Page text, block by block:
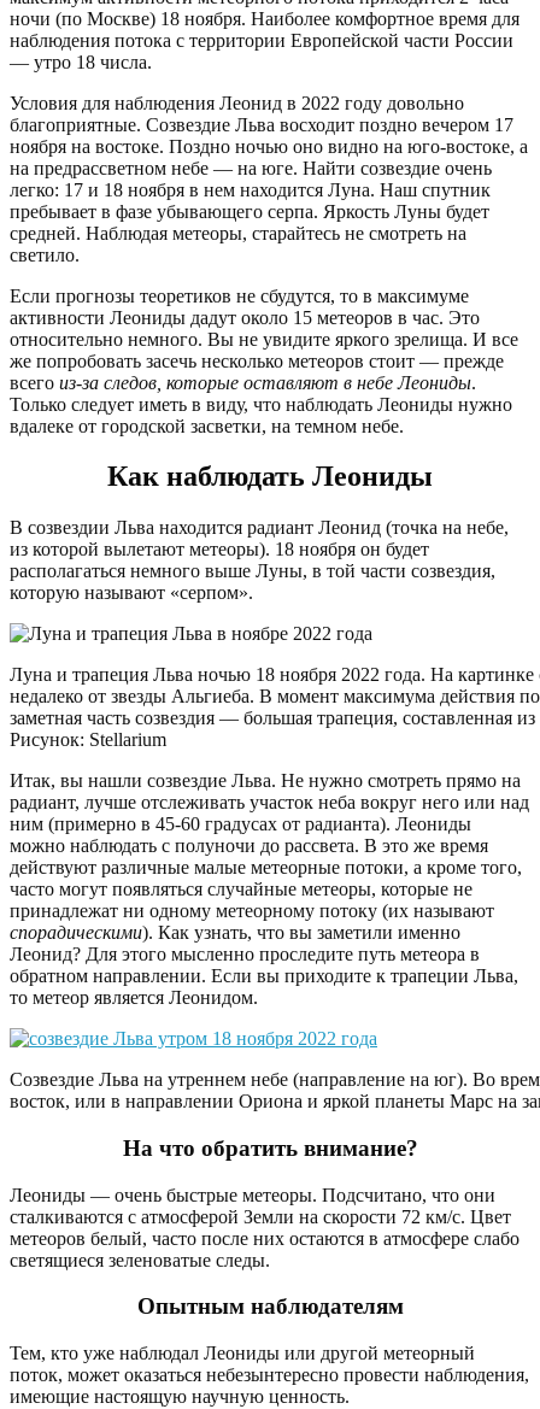
ночи (по Москве) 18 ноября. Наиболее комфортное время для
наблюдения потока с территории Европейской части России
— утро 18 числа.
Условия для наблюдения Леонид в 2022 году довольно
благоприятные. Созвездие Льва восходит поздно вечером 17
ноября на востоке. Поздно ночью оно видно на юго-востоке, а
на предрассветном небе — на юге. Найти созвездие очень
легко: 17 и 18 ноября в нем находится Луна. Наш спутник
пребывает в фазе убывающего серпа. Яркость Луны будет
средней. Наблюдая метеоры, старайтесь не смотреть на
светило.
Если прогнозы теоретиков не сбудутся, то в максимуме
активности Леониды дадут около 15 метеоров в час. Это
относительно немного. Вы не увидите яркого зрелища. И все
же попробовать засечь несколько метеоров стоит — прежде
всего из-за следов, которые оставляют в небе Леониды.
Только следует иметь в виду, что наблюдать Леониды нужно
вдалеке от городской засветки, на темном небе.
Как наблюдать Леониды
В созвездии Льва находится радиант Леонид (точка на небе,
из которой вылетают метеоры). 18 ноября он будет
располагаться немного выше Луны, в той части созвездия,
которую называют «серпом».
Луна и трапеция Льва ночью 18 ноября 2022 года. На
недалеко от звезды Альгиеба. В момент максимума действия
заметная часть созвездия — большая трапеция, составленная
Рисунок: Stellarium
Итак, вы нашли созвездие Льва. Не нужно смотреть прямо на
радиант, лучше отслеживать участок неба вокруг него или над
ним (примерно в 45-60 градусах от радианта). Леониды
можно наблюдать с полуночи до рассвета. В это же время
действуют различные малые метеорные потоки, а кроме того,
часто могут появляться случайные метеоры, которые не
принадлежат ни одному метеорному потоку (их называют
спорадическими). Как узнать, что вы заметили именно
Леонид? Для этого мысленно проследите путь метеора в
обратном направлении. Если вы приходите к трапеции Льва,
то метеор является Леонидом.
Созвездие Льва на утреннем небе (направление на юг). Во
восток, или в направлении Ориона и яркой планеты Марс на
На что обратить внимание?
Леониды — очень быстрые метеоры. Подсчитано, что они
сталкиваются с атмосферой Земли на скорости 72 км/с. Цвет
метеоров белый, часто после них остаются в атмосфере слабо
светящиеся зеленоватые следы.
Опытным наблюдателям
Тем, кто уже наблюдал Леониды или другой метеорный
поток, может оказаться небезынтересно провести наблюдения,
имеющие настоящую научную ценность.